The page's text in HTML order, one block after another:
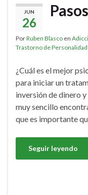
JUN
26
PorRuben Blasco en
Trastorno de Personalidad
¿Cuál es el mejor
para iniciar un
inversión de dinero
muy sencillo
que es importante
Seguir leyendo